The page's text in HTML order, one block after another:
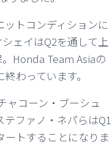
ットコンディションに
ェイはQ2を通して上
Honda Team Asiaの
わっています。
ャコーン・ブーシュ
ファノ・ネパらはQ1
ートすることになりま